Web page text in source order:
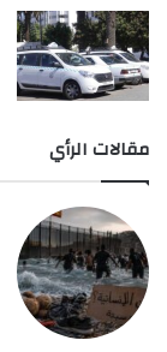
مقالات الرأي